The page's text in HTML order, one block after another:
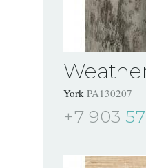
York PA130207
+7 903